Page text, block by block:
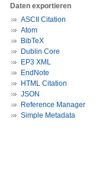
Daten exportieren
ASCII Citation
Atom
BibTeX
Dublin Core
EP3 XML
EndNote
HTML Citation
JSON
Reference Manager
Simple Metadata